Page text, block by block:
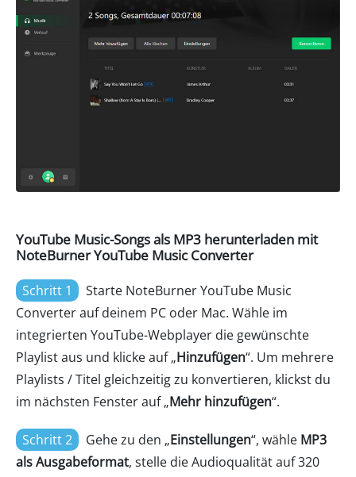
YouTube Music-Songs als MP3 herunterladen mit
NoteBurner YouTube Music Converter
Schritt 1
Starte NoteBurner YouTube Music
Converter auf deinem PC oder Mac. Wähle im
integrierten YouTube-Webplayer die gewünschte
Playlist aus und klicke auf „Hinzufügen“. Um mehrere
Playlists / Titel gleichzeitig zu konvertieren, klickst du
im nächsten Fenster auf „Mehr hinzufügen“.
Schritt 2 Gehe zu den „Einstellungen“, wähle MP3
als Ausgabeformat, stelle die Audioqualität auf 320